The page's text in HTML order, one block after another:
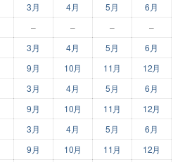
3月 4月 5月
6月
– – – –
3月 4月 5月
6月
9月 10月 11月 12月
3月 4月 5月
6月
9月 10月 11月 12月
3月 4月 5月
6月
9月 10月 11月 12月